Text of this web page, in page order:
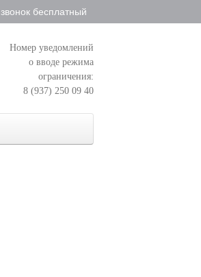
звонок бесплатный
Номер уведомлений
о вводе режима
ограничения:
8 (937) 250 09 40